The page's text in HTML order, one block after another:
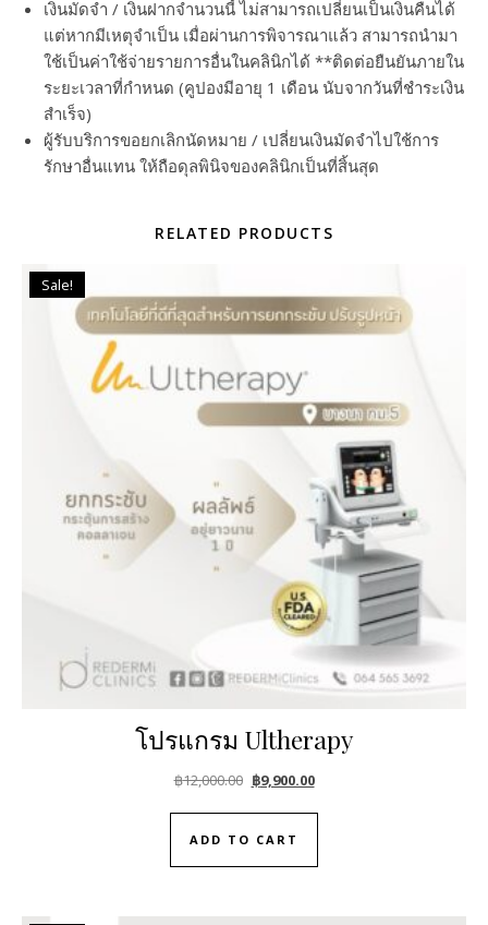
เงินมัดจำ / เงินฝากจำนวนนี้ ไม่สามารถเปลี่ยนเป็นเงินคืนได้
แต่หากมีเหตุจำเป็น เมื่อผ่านการพิจารณาแล้ว สามารถนำมา
ใช้เป็นค่าใช้จ่ายรายการอื่นในคลินิกได้ **ติดต่อยืนยันภายใน
ระยะเวลาที่กำหนด (คูปองมีอายุ 1 เดือน นับจากวันที่ชำระเงิน
สำเร็จ)
ผู้รับบริการขอยกเลิกนัดหมาย / เปลี่ยนเงินมัดจำไปใช้การ
รักษาอื่นแทน ให้ถือดุลพินิจของคลินิกเป็นที่สิ้นสุด
RELATED PRODUCTS
Sale!
โปรแกรม Ultherapy
฿12,000.00 Original price was: ฿12,000.00.
฿9,900.00Current price is: ฿9,900.00.
ADD TO CART